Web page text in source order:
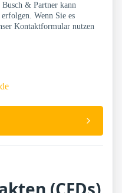
& Partner kann
Wenn Sie es
Kontaktformular nutzen